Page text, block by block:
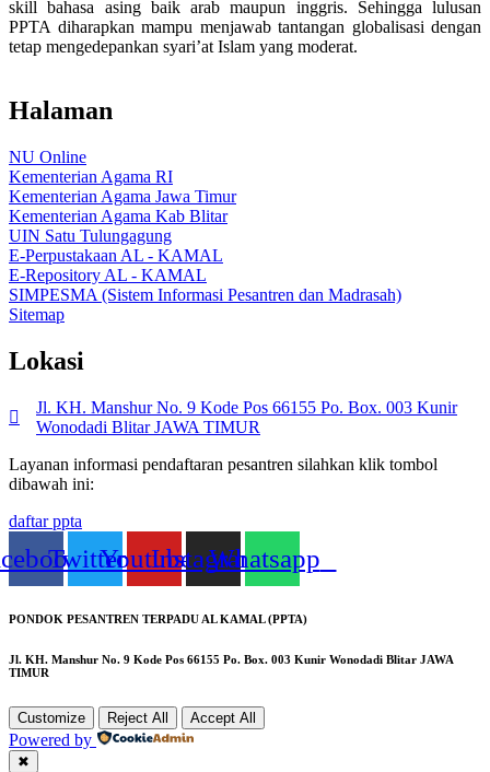
skill bahasa asing baik arab maupun inggris. Sehingga lulusan
PPTA diharapkan mampu menjawab tantangan globalisasi dengan
tetap mengedepankan syari’at Islam yang moderat.
Halaman
NU Online
Kementerian Agama RI
Kementerian Agama Jawa Timur
Kementerian Agama Kab Blitar
UIN Satu Tulungagung
E-Perpustakaan AL - KAMAL
E-Repository AL - KAMAL
SIMPESMA (Sistem Informasi Pesantren dan Madrasah)
Sitemap
Lokasi
Jl. KH. Manshur No. 9 Kode Pos 66155 Po. Box. 003 Kunir
Wonodadi Blitar JAWA TIMUR
Layanan informasi pendaftaran pesantren silahkan klik tombol
dibawah ini:
daftar ppta
TwitterYoutubeInstagramWhatsapp
PONDOK PESANTREN TERPADU AL KAMAL (PPTA)
Jl. KH. Manshur No. 9 Kode Pos 66155 Po. Box. 003 Kunir Wonodadi Blitar JAWA
TIMUR
Customize Reject All Accept All
Powered by
✖